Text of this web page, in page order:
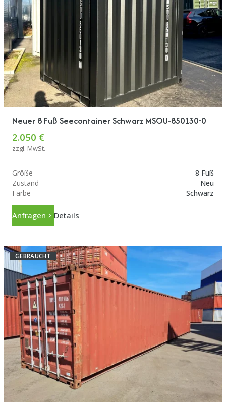
Neuer 8 Fuß Seecontainer Schwarz MSOU-850130-0
2.050 €
zzgl. MwSt.
Größe
8 Fuß
Zustand
Neu
Farbe
Schwarz
Anfragen Details
GEBRAUCHT